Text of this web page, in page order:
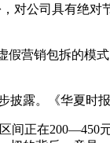
对公司具有绝
营销包拆的模
露。《华夏时报
间正在200—450